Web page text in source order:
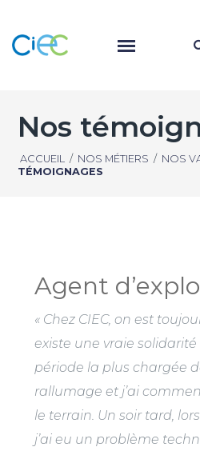
Nos
ACCUEIL / NOS MÉTIERS / NOS
TÉMOIGNAGES
Agent
« Chez CIEC, on est
existe une vraie solidarité
période la plus chargée
rallumage et j’ai
le terrain. Un soir tard,
j’ai eu un problème